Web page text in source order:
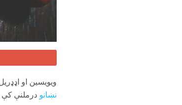
ویویسین او
نښانو درملنې کې